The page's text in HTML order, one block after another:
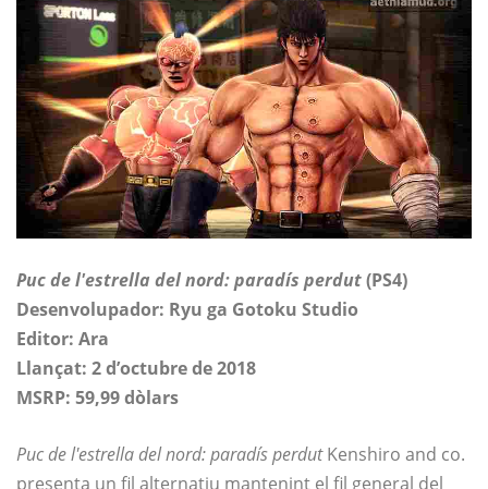
Puc de l'estrella del nord: paradís perdut(PS4)
Desenvolupador: Ryu ga Gotoku Studio
Editor: Ara
Llançat: 2 d’octubre de 2018
MSRP: 59,99 dòlars
Puc de l'estrella del nord: paradís perdutKenshiro and co.
presenta un fil alternatiu mantenint el fil general del